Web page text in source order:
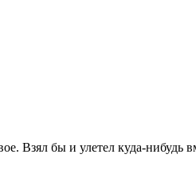
Взял бы и улетел куда-нибудь